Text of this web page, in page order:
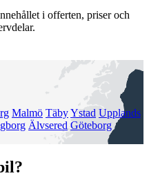
i offerten, priser och
Malmö TäbyYstad Upplands
Älvsered Göteborg